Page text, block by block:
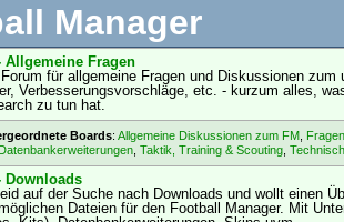
Manager
Allgemeine Fragen
für allgemeine Fragen und Diskussionen zum
Verbesserungsvorschläge, etc. - kurzum alles,
zu tun hat.
Boards: Allgemeine Diskussionen zum FM,
, Taktik, Training & Scouting,
Downloads
auf der Suche nach Downloads und wollt einen
Dateien für den Football Manager. Mit